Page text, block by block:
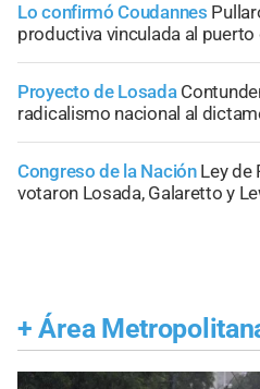
Lo confirmó Coudannes
productiva vinculada al puerto
Proyecto de Losada
radicalismo nacional al
Congreso de la Nación Ley de
votaron Losada, Galaretto y
+ Área